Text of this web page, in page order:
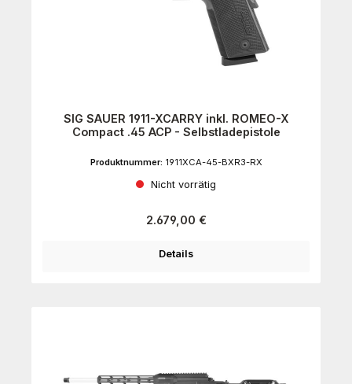
SIG SAUER 1911-XCARRY inkl. ROMEO-X
Compact .45 ACP - Selbstladepistole
Produktnummer: 1911XCA-45-BXR3-RX
Nicht vorrätig
Regulärer Preis:
2.679,00 €
Details